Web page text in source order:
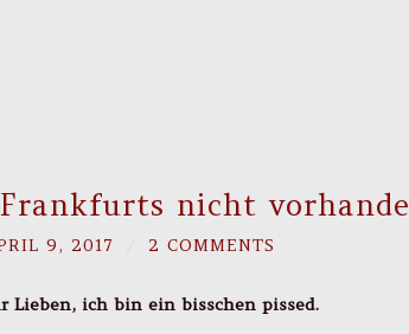
nicht
9, 2017 2 COMMENTS
Lieben, ich bin ein bisschen pissed.